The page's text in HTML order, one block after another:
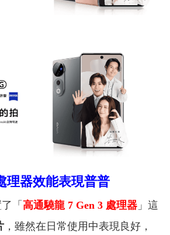
理器效能表現普普
「 高通驍龍 7 Gen 3 處理器 」這
，雖然在日常使用中表現良好，